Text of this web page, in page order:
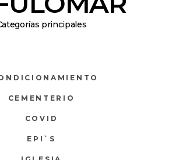
principales
CEMENTERIO
COVID
EPI`S